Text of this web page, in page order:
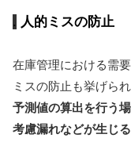
人的ミスの防止
在庫管理における需
ミスの防止も挙げられ
予測値の算出を行う
考慮漏れなどが生じ